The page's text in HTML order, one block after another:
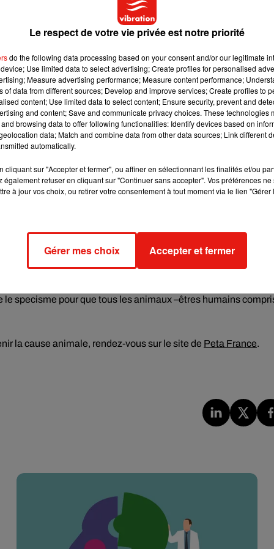
au festival de Cannes 2017.
qu’il comprend qu’il ne supporte pas la souffrance animale.
et sa vidéo devient virale…
specisme pour que tous les animaux –êtres humains
la cause animale, rendez-vous sur le site de Peta France.
Le respect de votre vie privée est notre priorité
do the following data processing based on your consent and/or our legitimate
Use limited data to select advertising; Create profiles for personalised
Measure advertising performance; Measure content performance;
of data from different sources; Develop and improve services; Create profiles to
content; Use limited data to select content; Ensure security, prevent and
and content; Save and communicate privacy choices. These technologies
browsing data to offer following functionalities: Identify devices based on
data; Match and combine data from other data sources; Link different
automatically.
cliquant sur "Accepter et fermer", ou affiner en sélectionnant les finalités et/ou
également refuser en cliquant sur "Continuer sans accepter". Vos préférences
à jour vos choix, ou retirer votre consentement à tout moment via le lien
Gérer mes choix Accepter et fermer